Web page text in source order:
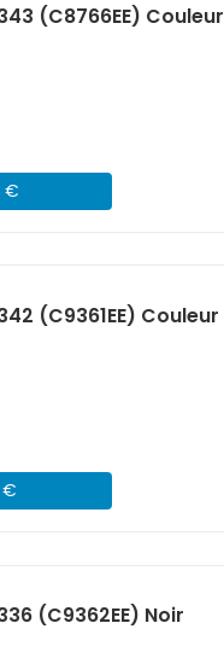
(C8766EE) Couleur
€
(C9361EE) Couleur
€
(C9362EE) Noir